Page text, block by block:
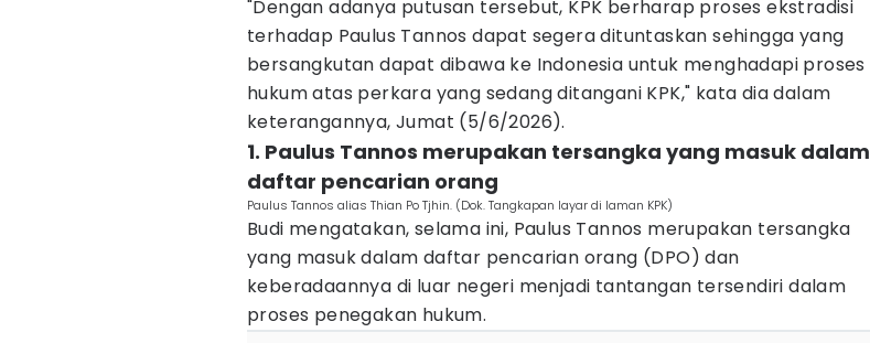
"Dengan adanya putusan tersebut, KPK berharap proses ekstradisi
terhadap Paulus Tannos dapat segera dituntaskan sehingga yang
bersangkutan dapat dibawa ke Indonesia untuk menghadapi proses
hukum atas perkara yang sedang ditangani KPK," kata dia dalam
keterangannya, Jumat (5/6/2026).
1. Paulus Tannos merupakan tersangka yang masuk dalam
daftar pencarian orang
Paulus Tannos alias Thian Po Tjhin. (Dok. Tangkapan layar di laman KPK)
Budi mengatakan, selama ini, Paulus Tannos merupakan tersangka
yang masuk dalam daftar pencarian orang (DPO) dan
keberadaannya di luar negeri menjadi tantangan tersendiri dalam
proses penegakan hukum.